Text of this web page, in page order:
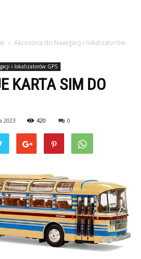
Akcesoria do Nawigacji i lokalizatorów
i lokalizatorów GPS
KARTA SIM DO
2023 420 0